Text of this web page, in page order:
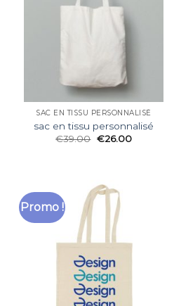
SAC EN TISSU PERSONNALISÉ
sac en tissu personnalisé
€39.00 €26.00
Promo !